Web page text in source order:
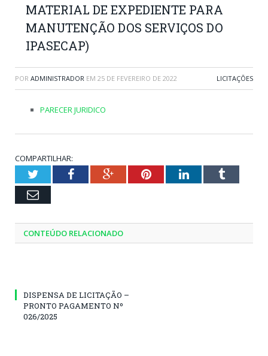
MATERIAL DE EXPEDIENTE PARA
MANUTENÇÃO DOS SERVIÇOS DO
IPASECAP)
POR ADMINISTRADOR EM 25 DE FEVEREIRO DE 2022 LICITAÇÕES
PARECER JURIDICO
COMPARTILHAR:
TwitterFacebookGoogle+PinterestLinkedInTumblr
Email
CONTEÚDO RELACIONADO
DISPENSA DE LICITAÇÃO –
PRONTO PAGAMENTO Nº
026/2025